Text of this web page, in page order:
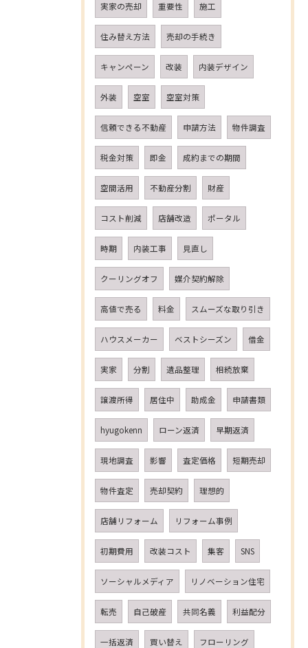
実家の売却 重要性 施工
住み替え方法 売却の手続き
キャンペーン 改装 内装デザイン
外装 空室 空室対策
信頼できる不動産 申請方法 物件調査
税金対策 即金 成約までの期間
空間活用 不動産分割 財産
コスト削減 店舗改造 ポータル
時期 内装工事 見直し
クーリングオフ 媒介契約解除
高値で売る 料金 スムーズな取り引き
ハウスメーカー ベストシーズン 借金
実家 分割 遺品整理 相続放棄
譲渡所得 居住中 助成金 申請書類
hyugokenn ローン返済 早期返済
現地調査 影響 査定価格 短期売却
物件査定 売却契約 理想的
店舗リフォーム リフォーム事例
初期費用 改装コスト 集客 SNS
ソーシャルメディア リノベーション住宅
転売 自己破産 共同名義 利益配分
一括返済 買い替え フローリング